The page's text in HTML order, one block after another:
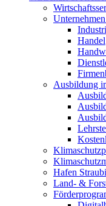
Handel
Ausbildung
Hafen
Land- &